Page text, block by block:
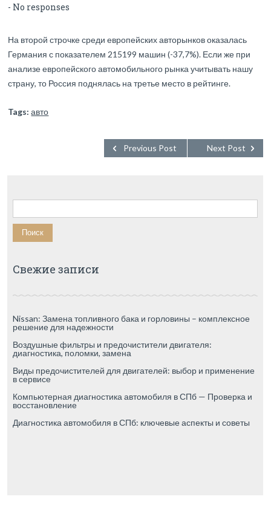
- No responses
На второй строчке среди европейских авторынков оказалась
Германия с показателем 215199 машин (-37,7%). Если же при
анализе европейского автомобильного рынка учитывать нашу
страну, то Россия поднялась на третье место в рейтинге.
Tags: авто
Next Post
Previous Post
Найти:
Свежие записи
Nissan: Замена топливного бака и горловины – комплексное
решение для надежности
Воздушные фильтры и предочистители двигателя:
диагностика, поломки, замена
Виды предочистителей для двигателей: выбор и применение
в сервисе
Компьютерная диагностика автомобиля в СПб — Проверка и
восстановление
Диагностика автомобиля в СПб: ключевые аспекты и советы